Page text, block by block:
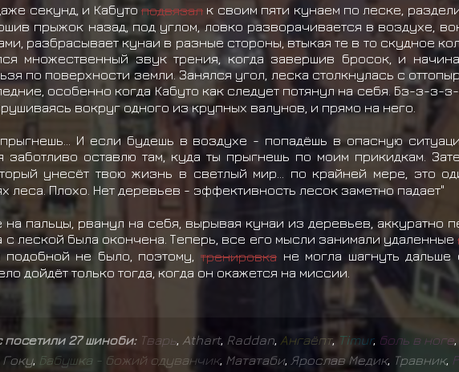
секунд, и Кабутоподвязал к своим пяти кунаем по леске,
прыжок назад, под углом, ловко разворачивается в воздухе,
разбрасывает кунаи в разные стороны, втыкая те в то скудное
множественный звук трения, когда завершив бросок, и
по поверхности земли. Занялся угол, леска столкнулась с
особенно когда Кабуто как следует потянул на себя. Бз-з-
вокруг одного из крупных валунов, и прямо на него.
И если будешь в воздухе - попадёшь в опасную
заботливо оставлю там, куда ты прыгнешь по моим прикидкам.
унесёт твою жизнь в светлый мир... по крайней мере, это
леса. Плохо. Нет деревьев - эффективность лесок заметно падает"
на пальцы, рванул на себя, вырывая кунаи из деревьев, аккуратно
с леской была окончена. Теперь, все его мысли занимали удаленные
не было, поэтому, тренировка не могла шагнуть
дойдёт только тогда, когда он окажется на миссии.
посетили 27 шиноби: Тварь Athart, Raddan Ангаёпт, Timur, боль в ноге
, Бабушка - божий одуванчик, Мататаби, Ярослав Медик, Травник, Р